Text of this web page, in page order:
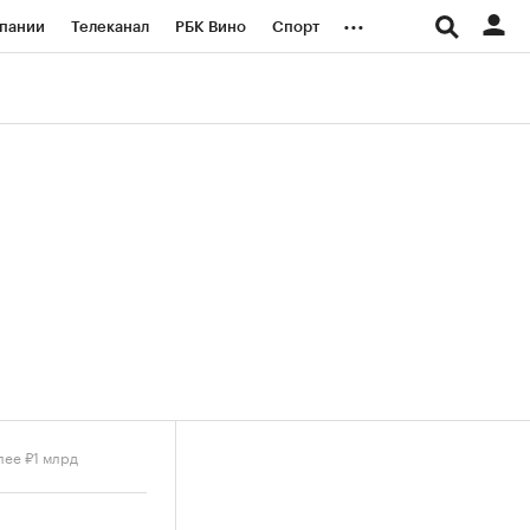
Телеканал РБК Вино Спорт ...
₽1 млрд